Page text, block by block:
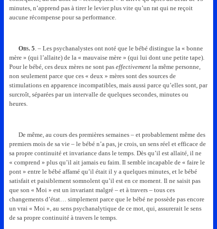
minutes, n’apprend pas à tirer le levier plus vite qu’un rat qui ne reçoit
aucune récompense pour sa performance.
Obs.5. – Les psychanalystes ont noté que le bébé distingue la « bonne
mère » (qui l’allaite) de la « mauvaise mère » (qui lui dont une petite tape).
Pour le bébé, ces deux mères ne sont pas effectivementla même personne,
non seulement parce que ces « deux » mères sont des sources de
stimulations en apparence incompatibles, mais aussi parce qu’elles sont, par
surcroît, séparées par un intervalle de quelques secondes, minutes ou
heures.
De même, au cours des premières semaines – et probablement même des
premiers mois de sa vie – le bébé n’a pas, je crois, un sens réel et efficace de
sa propre continuité et invariance dans le temps. Dès qu’il est allaité, il ne
« comprend » plus qu’il ait jamais eu faim. Il semble incapable de « faire le
pont » entre le bébé affamé qu’il était il y a quelques minutes, et le bébé
satisfait et paisiblement somnolent qu’il est en ce moment. Il ne saisit pas
que son « Moi » est un invariant malgré – et à travers – tous ces
changements d’état… simplement parce que le bébé ne possède pas encore
un vrai « Moi », au sens psychanalytique de ce mot, qui, assurerait le sens
de sa propre continuité à travers le temps.